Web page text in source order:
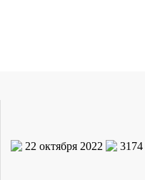
22 октября 2022 3174